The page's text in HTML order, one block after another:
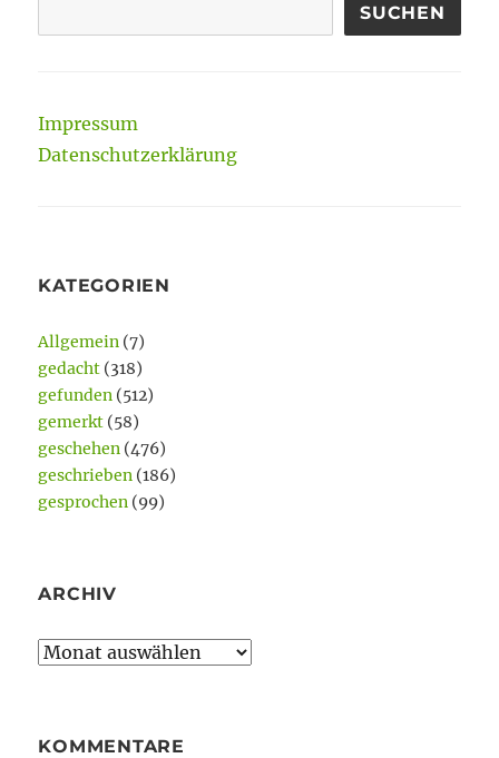
SUCHEN
Impressum
Datenschutzerklärung
KATEGORIEN
Allgemein (7)
gedacht (318)
gefunden (512)
gemerkt (58)
geschehen (476)
geschrieben (186)
gesprochen (99)
ARCHIV
Archiv
KOMMENTARE